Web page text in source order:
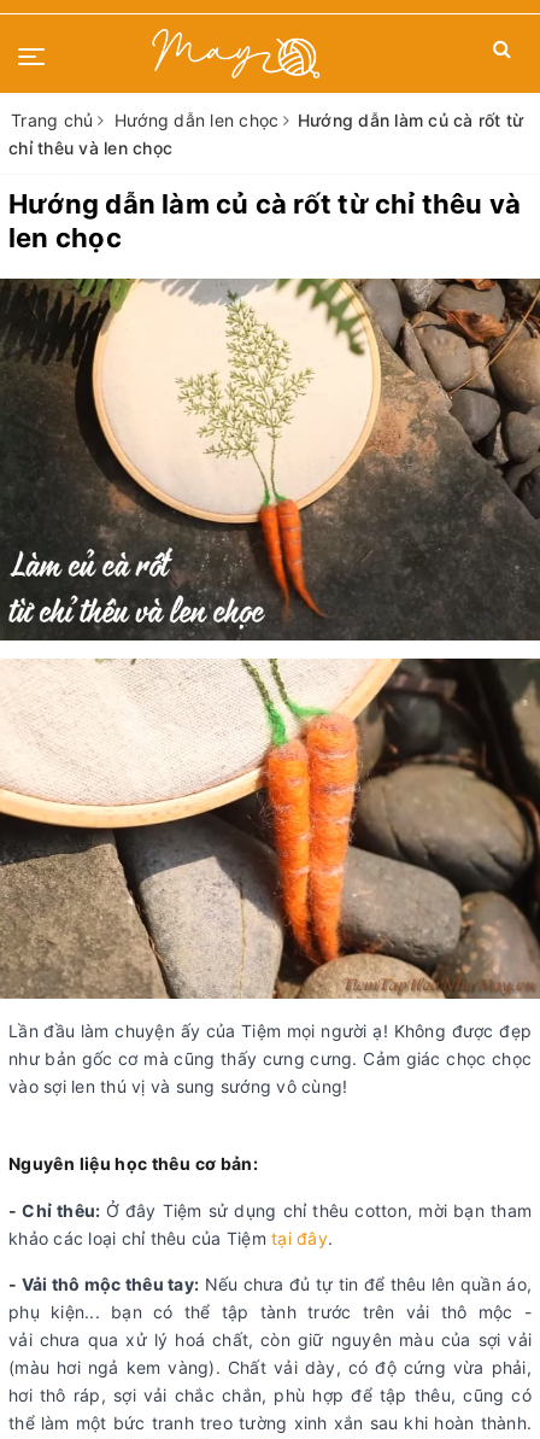
Trang chủ Hướng dẫn len chọc
Hướng dẫn làm củ cà rốt từ
chỉ thêu và len chọc
Hướng dẫn làm củ cà rốt từ chỉ thêu và
len chọc
Lần đầu làm chuyện ấy của Tiệm mọi người ạ! Không được đẹp
như bản gốc cơ mà cũng thấy cưng cưng. Cảm giác chọc chọc
vào sợi len thú vị và sung sướng vô cùng!
Nguyên liệu học thêu cơ bản:
- Chỉ thêu: Ở đây Tiệm sử dụng chỉ thêu cotton, mời bạn tham
khảo các loại chỉ thêu của Tiệm tại đây.
- Vải thô mộc thêu tay: Nếu chưa đủ tự tin để thêu lên quần áo,
phụ kiện... bạn có thể tập tành trước trên vải thô mộc -
vải chưa qua xử lý hoá chất, còn giữ nguyên màu của sợi vải
(màu hơi ngả kem vàng). Chất vải dày, có độ cứng vừa phải,
hơi thô ráp, sợi vải chắc chắn, phù hợp để tập thêu, cũng có
thể làm một bức tranh treo tường xinh xắn sau khi hoàn thành.